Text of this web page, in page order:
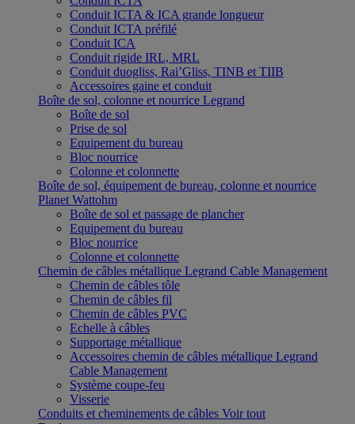
Conduit ICTA & ICA grande longueur
Conduit ICTA préfilé
Conduit ICA
Conduit rigide IRL, MRL
Conduit duogliss, Rai’Gliss, TINB et TIIB
Accessoires gaine et conduit
Boîte de sol, colonne et nourrice Legrand
Boîte de sol
Prise de sol
Equipement du bureau
Bloc nourrice
Colonne et colonnette
Boîte de sol, équipement de bureau, colonne et nourrice
Planet Wattohm
Boîte de sol et passage de plancher
Equipement du bureau
Bloc nourrice
Colonne et colonnette
Chemin de câbles métallique Legrand Cable Management
Chemin de câbles tôle
Chemin de câbles fil
Chemin de câbles PVC
Echelle à câbles
Supportage métallique
Accessoires chemin de câbles métallique Legrand
Cable Management
Système coupe-feu
Visserie
Conduits et cheminements de câbles Voir tout